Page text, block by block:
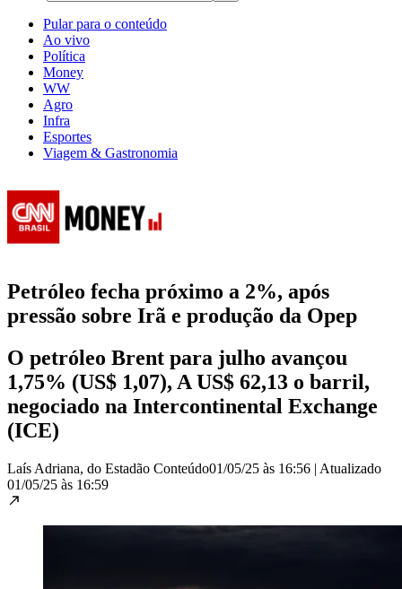
Pular para o conteúdo
Ao vivo
Política
Money
WW
Agro
Infra
Esportes
Viagem & Gastronomia
Petróleo fecha próximo a 2%, após
pressão sobre Irã e produção da Opep
O petróleo Brent para julho avançou
1,75% (US$ 1,07), A US$ 62,13 o barril,
negociado na Intercontinental Exchange
(ICE)
Laís Adriana, do Estadão Conteúdo01/05/25 às 16:56 | Atualizado
01/05/25 às 16:59